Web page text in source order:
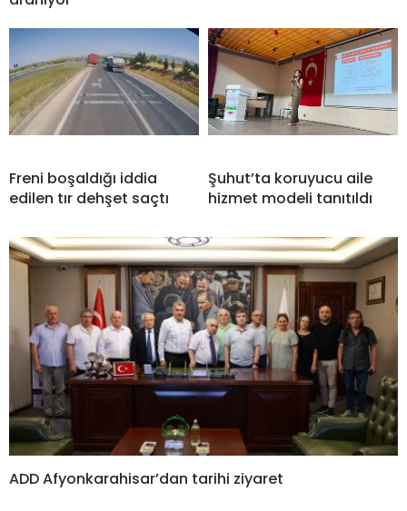
Freni boşaldığı iddia
edilen tır dehşet saçtı
Şuhut’ta koruyucu aile
hizmet modeli tanıtıldı
ADD Afyonkarahisar’dan tarihi ziyaret